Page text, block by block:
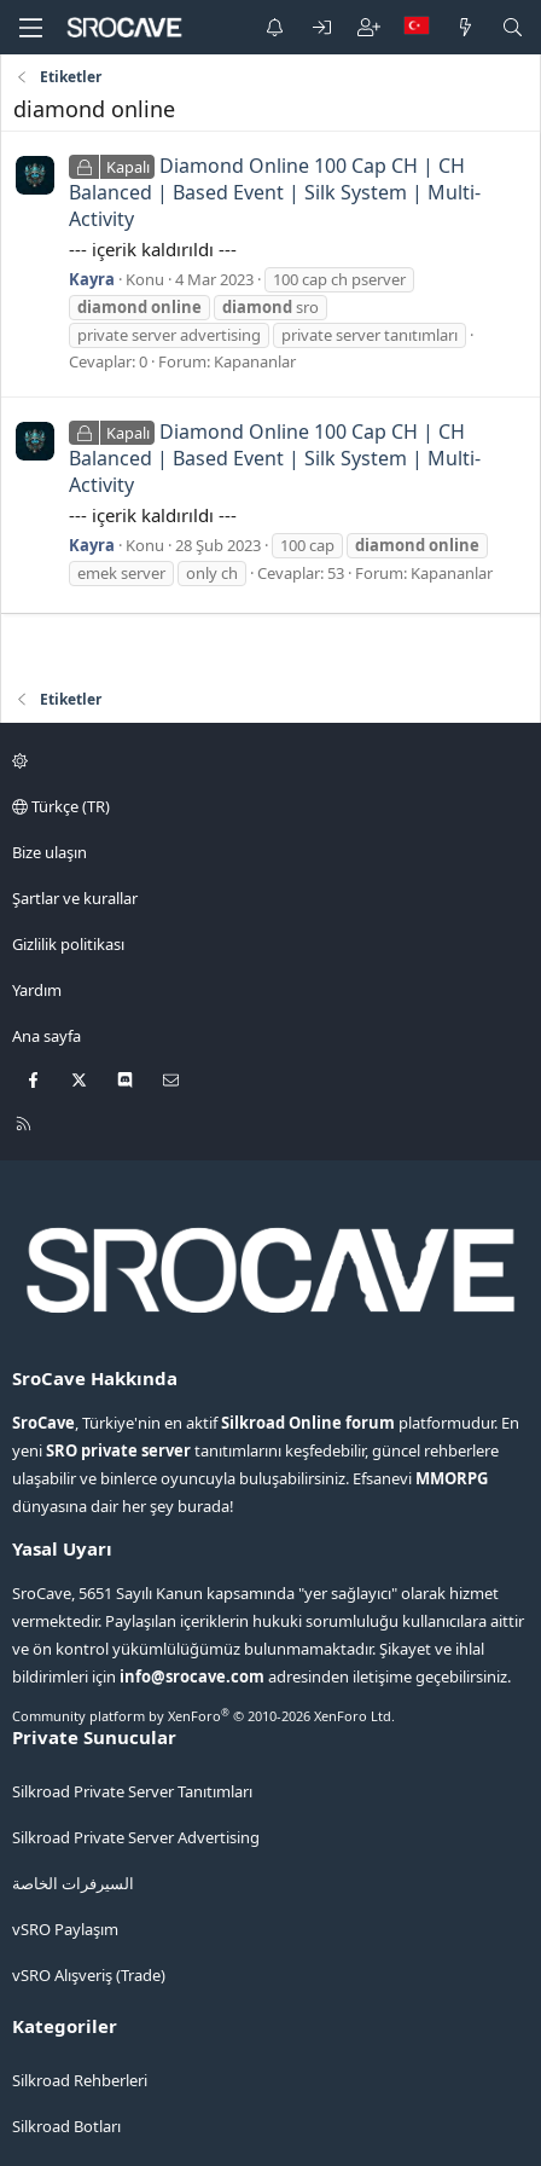
Etiketler
diamond online
Kapalı Diamond Online 100 Cap CH | CH
Balanced | Based Event | Silk System | Multi-
Activity
--- içerik kaldırıldı ---
Kayra Konu 4 Mar 2023
100 cap ch pserver
diamondonline diamondsro
private server advertising
private server tanıtımları
Cevaplar: 0 Forum: Kapananlar
Kapalı Diamond Online 100 Cap CH | CH
Balanced | Based Event | Silk System | Multi-
Activity
--- içerik kaldırıldı ---
Kayra Konu 28 Şub 2023 100 cap diamondonline
emek server
only ch Cevaplar: 53 Forum: Kapananlar
Etiketler
Türkçe (TR)
Bize ulaşın
Şartlar ve kurallar
Gizlilik politikası
Yardım
Ana sayfa
Facebook Discord
R
SroCave Hakkında
SroCave, Türkiye'nin en aktifSilkroad Online forum platformudur. En
yeniSRO private servertanıtımlarını keşfedebilir, güncel rehberlere
ulaşabilir ve binlerce oyuncuyla buluşabilirsiniz. Efsanevi MMORPG
dünyasına dair her şey burada!
Yasal Uyarı
SroCave, 5651 Sayılı Kanun kapsamında "yer sağlayıcı" olarak hizmet
vermektedir. Paylaşılan içeriklerin hukuki sorumluluğu kullanıcılara aittir
ve ön kontrol yükümlülüğümüz bulunmamaktadır. Şikayet ve ihlal
bildirimleri için info@srocave.com adresinden iletişime geçebilirsiniz.
Community platform by XenForo® © 2010-2026 XenForo Ltd.
Private Sunucular
Silkroad Private Server Tanıtımları
Silkroad Private Server Advertising
السيرفرات الخاصة
vSRO Paylaşım
vSRO Alışveriş (Trade)
Kategoriler
Silkroad Rehberleri
Silkroad Botları